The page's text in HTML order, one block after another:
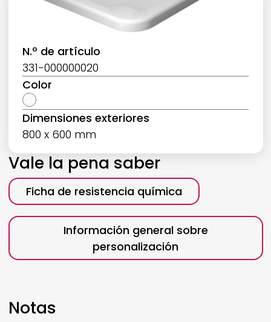
N.º de artículo
331-000000020
Color
Dimensiones exteriores
800 x 600 mm
Vale la pena saber
Ficha de resistencia química
Información general sobre
personalización
Notas